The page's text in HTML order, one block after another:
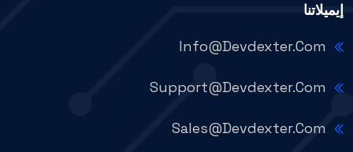
إيميلاتنا
Info@devdexter.com
Support@devdexter.com
Sales@devdexter.com